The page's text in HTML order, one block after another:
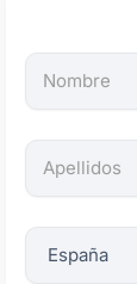
Todos
los
son
obligatorios.